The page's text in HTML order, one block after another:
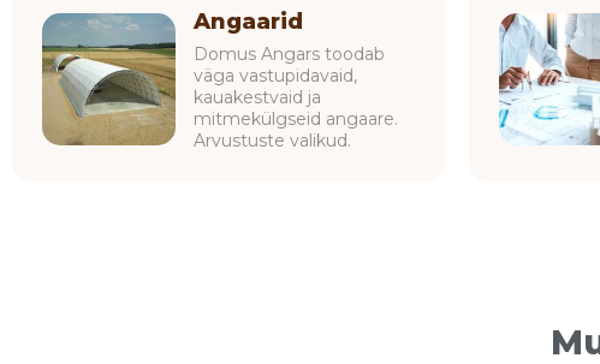
Angaarid
Domus Angars toodab
väga vastupidavaid,
kauakestvaid ja
mitmekülgseid angaare.
Arvustuste valikud.